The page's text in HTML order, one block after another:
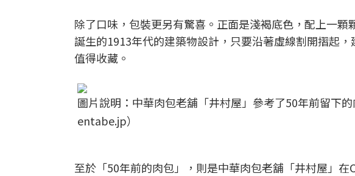
除了口味，包裝更另有驚喜。正面是淺褐底色，配上一顆
誕生的1913年代的建築物設計，只要沿著虛線割開摺起
值得收藏。
圖片說明：中華肉包老舖「井村屋」參考了50年前留下
entabe.jp）
至於「50年前的肉包」，則是中華肉包老舖「井村屋」